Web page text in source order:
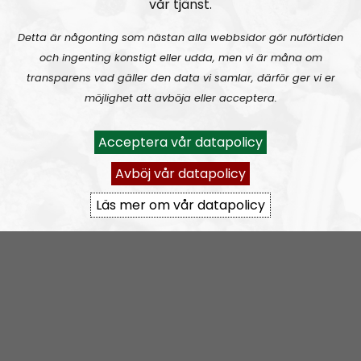
Prenumerera på Ledarperspektiv med
https://nordiskradio.se/?format=mp3-
rss&show=ledarperspektiv
vår tjänst.
Detta är någonting som nästan alla webbsidor gör nuförtiden
och ingenting konstigt eller udda, men vi är måna om
transparens vad gäller den data vi samlar, därför ger vi er
möjlighet att avböja eller acceptera.
Acceptera vår datapolicy
Avböj vår datapolicy
Läs mer om vår datapolicy